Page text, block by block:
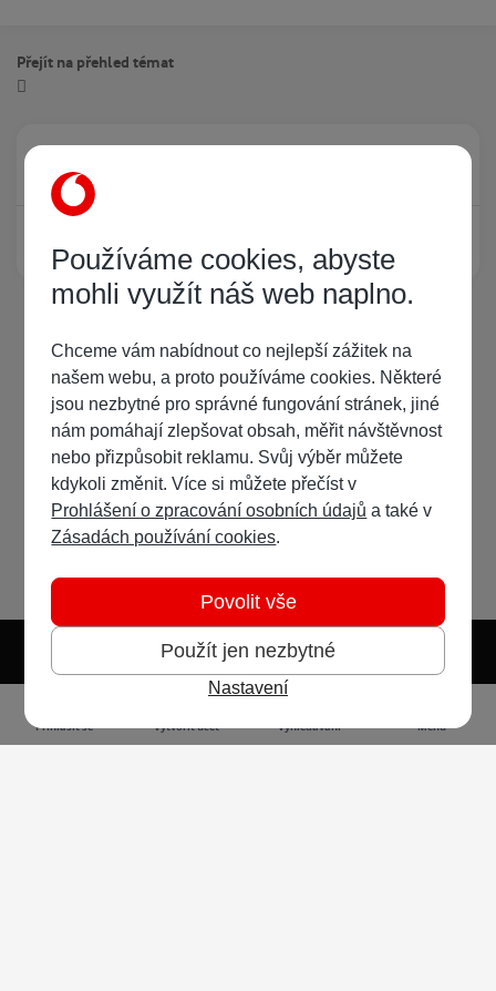
Přejít na přehled témat
Žádný registrovaný uživatel si neprohlíží tuto stránku
Světlý režim Předvolba systému
Přihlásit se Vytvořit účet Vyhledávání Menu
Používáme cookies, abyste
mohli využít náš web naplno.
Chceme vám nabídnout co nejlepší zážitek na
našem webu, a proto používáme cookies. Některé
jsou nezbytné pro správné fungování stránek, jiné
nám pomáhají zlepšovat obsah, měřit návštěvnost
nebo přizpůsobit reklamu. Svůj výběr můžete
kdykoli změnit. Více si můžete přečíst v
Prohlášení o zpracování osobních údajů a také v
Zásadách používání cookies.
Použít jen nezbytné
Povolit vše
Nastavení